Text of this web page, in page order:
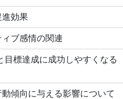
効果
ブ感情の関連
標達成に成功しやすくなる
傾向に与える影響について